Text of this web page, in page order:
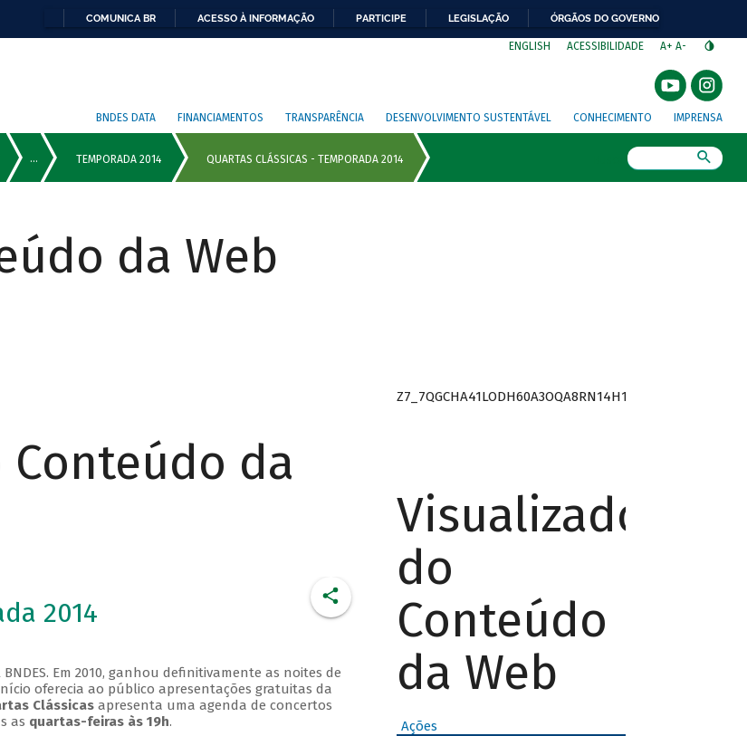
COMUNICA BR ACESSO À INFORMAÇÃO PARTICIPE LEGISLAÇÃO ÓRGÃOS DO GOVERNO
ENGLISH ACESSIBILIDADE A+ A-
BNDES DATA FINANCIAMENTOS TRANSPARÊNCIA DESENVOLVIMENTO SUSTENTÁVEL CONHECIMENTO IMPRENSA
da Web
da
2014
Em 2010, ganhou definitivamente as noites de
oferecia ao público apresentações gratuitas da
Clássicasapresenta uma agenda de concertos
as quartas-feiras às 19h.
Z7_7QGCHA41LODH60A3OQA8RN14H1
Visualizador
do
Conteúdo
da Web
Ações